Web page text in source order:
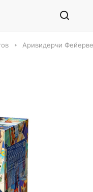
Аривидерчи